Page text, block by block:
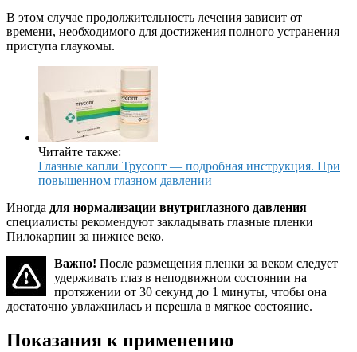
В этом случае продолжительность лечения зависит от
времени, необходимого для достижения полного устранения
приступа глаукомы.
Читайте также:
Глазные капли Трусопт — подробная инструкция. При
повышенном глазном давлении
Иногда для нормализации внутриглазного давления
специалисты рекомендуют закладывать глазные пленки
Пилокарпин за нижнее веко.
Важно! После размещения пленки за веком следует
удерживать глаз в неподвижном состоянии на
протяжении от 30 секунд до 1 минуты, чтобы она
достаточно увлажнилась и перешла в мягкое состояние.
Показания к применению